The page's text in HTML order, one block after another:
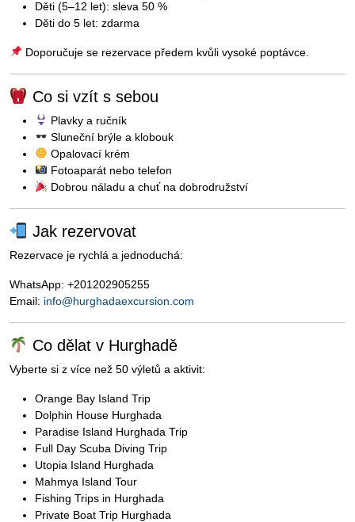
Děti (5–12 let): sleva 50 %
Děti do 5 let: zdarma
Doporučuje se rezervace předem kvůli vysoké poptávce.
Co si vzít s sebou
Plavky a ručník
Sluneční brýle a klobouk
Opalovací krém
Fotoaparát nebo telefon
Dobrou náladu a chuť na dobrodružství
Jak rezervovat
Rezervace je rychlá a jednoduchá:
WhatsApp: +201202905255
Email: info@hurghadaexcursion.com
Co dělat v Hurghadě
Vyberte si z více než 50 výletů a aktivit:
Orange Bay Island Trip
Dolphin House Hurghada
Paradise Island Hurghada Trip
Full Day Scuba Diving Trip
Utopia Island Hurghada
Mahmya Island Tour
Fishing Trips in Hurghada
Private Boat Trip Hurghada